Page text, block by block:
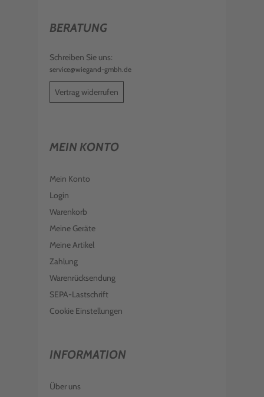
BERATUNG
Schreiben Sie uns:
service@wiegand-gmbh.de
Vertrag widerrufen
MEIN KONTO
Mein Konto
Login
Warenkorb
Meine Geräte
Meine Artikel
Zahlung
Warenrücksendung
SEPA-Lastschrift
Cookie Einstellungen
INFORMATION
Über uns